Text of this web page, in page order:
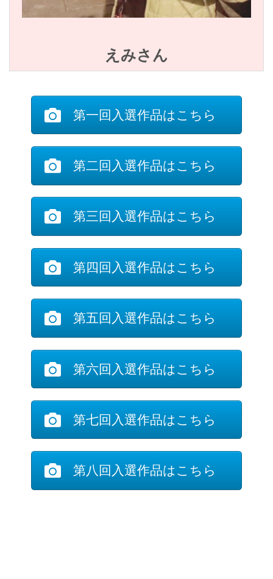
えみさん
第一回入選作品はこちら
第二回入選作品はこちら
第三回入選作品はこちら
第四回入選作品はこちら
第五回入選作品はこちら
第六回入選作品はこちら
第七回入選作品はこちら
第八回入選作品はこちら